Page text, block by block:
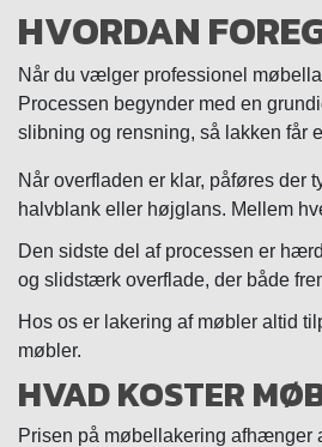
HVORDAN
Når du vælger professionel
Processen begynder med en
slibning og rensning, så lakken
Når overfladen er klar, påføres der
halvblank eller højglans. Mellem
Den sidste del af processen er
og slidstærk overflade, der både
Hos os er lakering af møbler altid
møbler.
HVAD KOSTER
Prisen på møbellakering afhænger